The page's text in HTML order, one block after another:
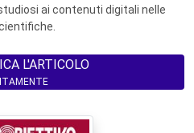
ai contenuti digitali nelle
L'ARTICOLO